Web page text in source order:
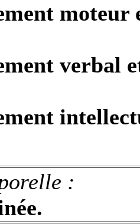
moteur
verbal
: